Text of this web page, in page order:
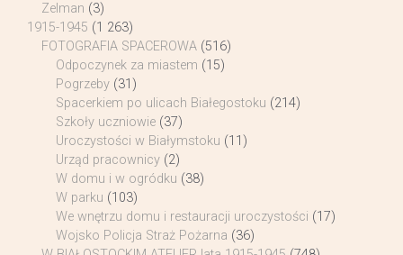
Zelman (3)
1915-1945 (1 263)
FOTOGRAFIA SPACEROWA (516)
Odpoczynek za miastem (15)
Pogrzeby (31)
Spacerkiem po ulicach Białegostoku (214)
Szkoły uczniowie (37)
Uroczystości w Białymstoku (11)
Urząd pracownicy (2)
W domu i w ogródku (38)
W parku (103)
We wnętrzu domu i restauracji uroczystości (17)
Wojsko Policja Straż Pożarna (36)